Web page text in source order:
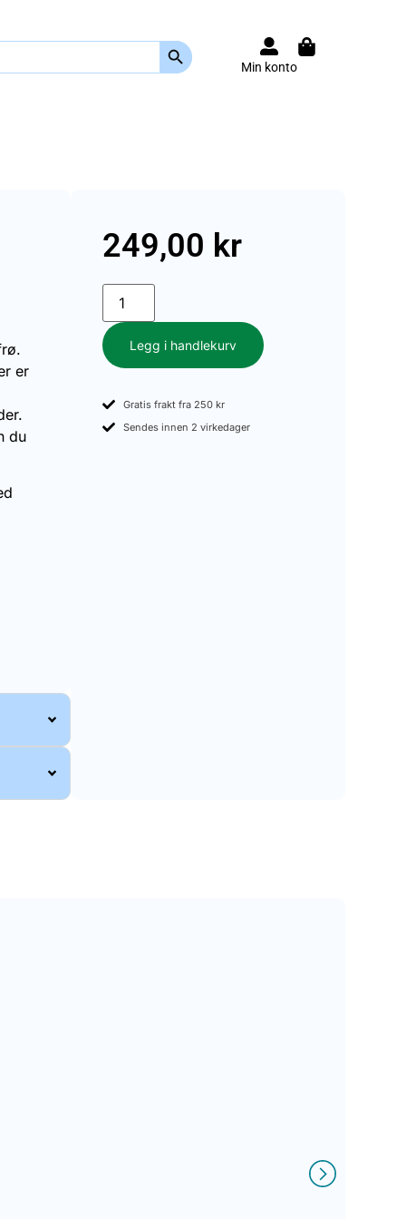
Search Button
Min konto
er
du
249,00 kr
Legg i handlekurv
Gratis frakt fra 250 kr
Sendes innen 2 virkedager